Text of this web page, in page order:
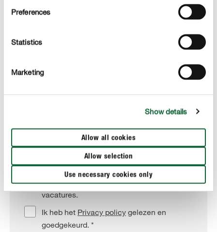
Preferences
Statistics
Marketing
Show details
Allow all cookies
Allow selection
Use necessary cookies only
Contact
Telefoonnummer
Privacy policy
Ik ga ermee akkoord dat mijn gegevens ook
buiten een specifieke personeelsfunctie
worden opgeslagen en dat ik op de hoogte
wordt gehouden van interessante
vacatures.
Ik heb het Privacy policy gelezen en
goedgekeurd. *